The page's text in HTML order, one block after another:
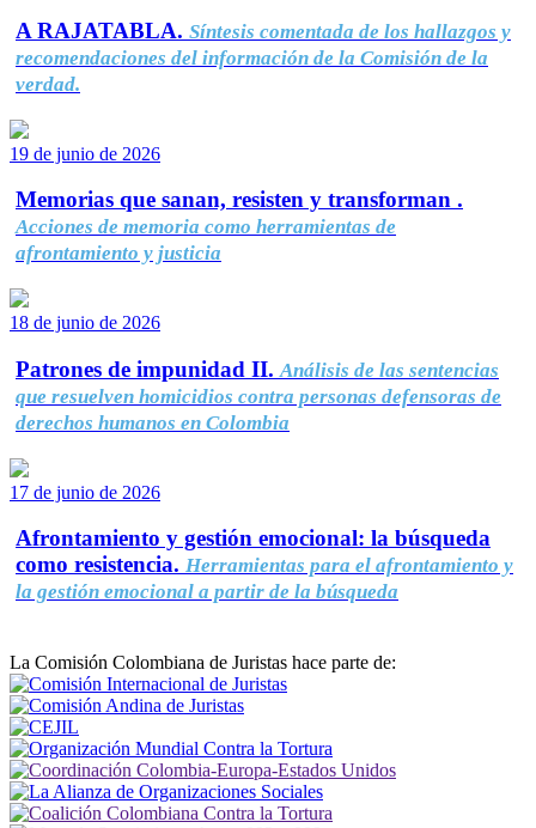
A RAJATABLA. Síntesis comentada de los hallazgos y
recomendaciones del información de la Comisión de la
verdad.
19 de junio de 2026
Memorias que sanan, resisten y transforman .
Acciones de memoria como herramientas de
afrontamiento y justicia
18 de junio de 2026
Patrones de impunidad II. Análisis de las sentencias
que resuelven homicidios contra personas defensoras de
derechos humanos en Colombia
17 de junio de 2026
Afrontamiento y gestión emocional: la búsqueda
como resistencia. Herramientas para el afrontamiento y
la gestión emocional a partir de la búsqueda
La Comisión Colombiana de Juristas hace parte de: